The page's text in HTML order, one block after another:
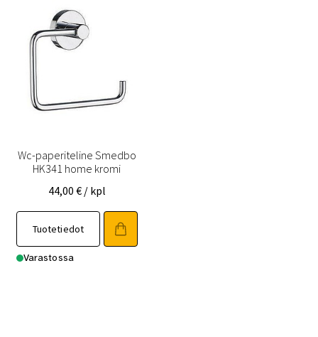
Wc-paperiteline Smedbo
HK341 home kromi
44,00 € / kpl
Tuotetiedot
Varastossa